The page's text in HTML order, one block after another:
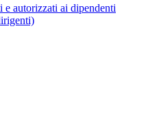
autorizzati ai dipendenti